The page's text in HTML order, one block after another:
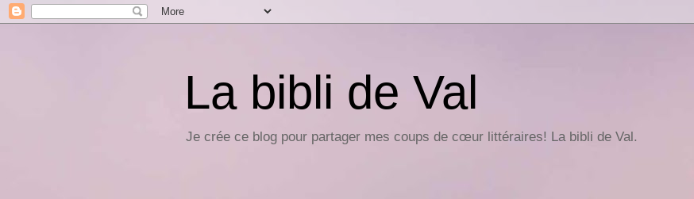
La bibli de Val
Je crée ce blog pour partager mes coups de cœur littéraires! La bibli de Val.